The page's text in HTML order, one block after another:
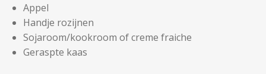
Appel
Handje rozijnen
Sojaroom/kookroom of creme fraiche
Geraspte kaas